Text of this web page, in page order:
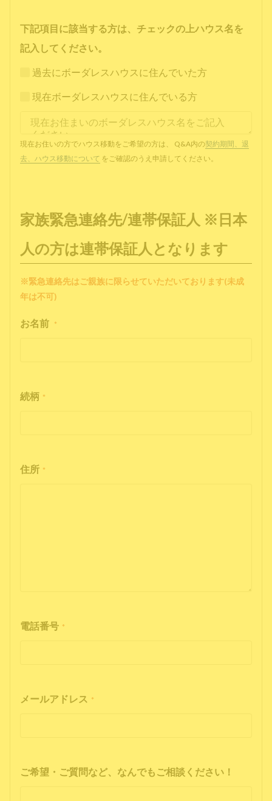
下記項目に該当する方は、チェックの上ハウス名を
記入してください。
過去にボーダレスハウスに住んでいた方
現在ボーダレスハウスに住んでいる方
現在お住いの方でハウス移動をご希望の方は、 Q&A内の契約期間、退
去、ハウス移動について をご確認のうえ申請してください。
家族緊急連絡先/連帯保証人 ※日本
人の方は連帯保証人となります
※緊急連絡先はご親族に限らせていただいております(未成
年は不可)
お名前 *
続柄 *
住所 *
電話番号 *
メールアドレス *
ご希望・ご質問など、なんでもご相談ください！